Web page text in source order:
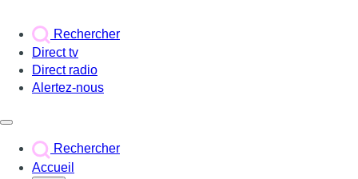
Rechercher
Direct tv
Direct radio
Alertez-nous
Rechercher
Accueil